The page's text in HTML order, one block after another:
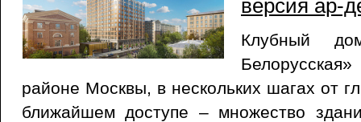
версия ар-
Клубный
районе Москвы, в нескольких шагах от
ближайшем доступе – множество